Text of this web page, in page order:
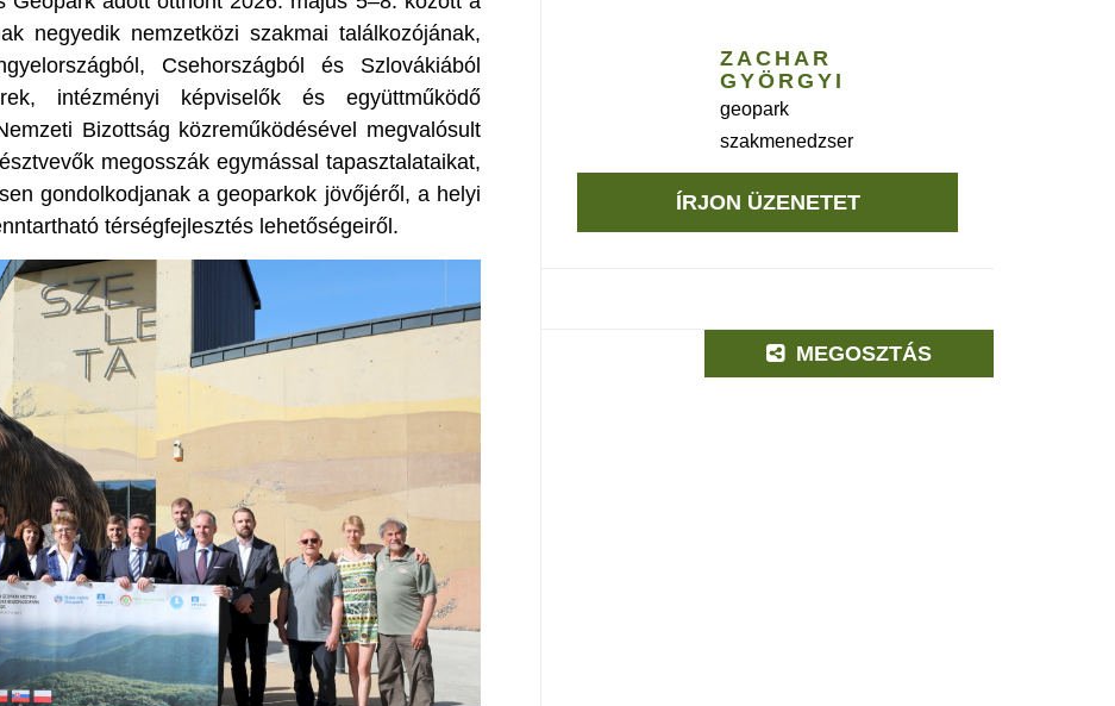
negyedik nemzetközi szakmai találkozójának,
Csehországból és Szlovákiából
intézményi képviselők és együttműködő
Bizottság közreműködésével megvalósult
megosszák egymással tapasztalataikat,
gondolkodjanak a geoparkok jövőjéről, a helyi
térségfejlesztés lehetőségeiről.
ZACHAR
GYÖRGYI
geopark
szakmenedzser
ÍRJON ÜZENETET
MEGOSZTÁS